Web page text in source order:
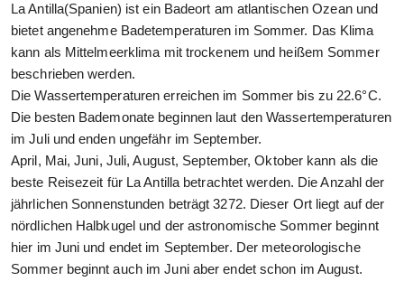
La Antilla(Spanien) ist ein Badeort am atlantischen Ozean und
bietet angenehme Badetemperaturen im Sommer. Das Klima
kann als Mittelmeerklima mit trockenem und heißem Sommer
beschrieben werden.
Die Wassertemperaturen erreichen im Sommer bis zu 22.6°C.
Die besten Bademonate beginnen laut den Wassertemperaturen
im Juli und enden ungefähr im September.
April, Mai, Juni, Juli, August, September, Oktober kann als die
beste Reisezeit für La Antilla betrachtet werden. Die Anzahl der
jährlichen Sonnenstunden beträgt 3272. Dieser Ort liegt auf der
nördlichen Halbkugel und der astronomische Sommer beginnt
hier im Juni und endet im September. Der meteorologische
Sommer beginnt auch im Juni aber endet schon im August.